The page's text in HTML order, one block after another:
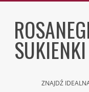
content
ZNAJDŹ